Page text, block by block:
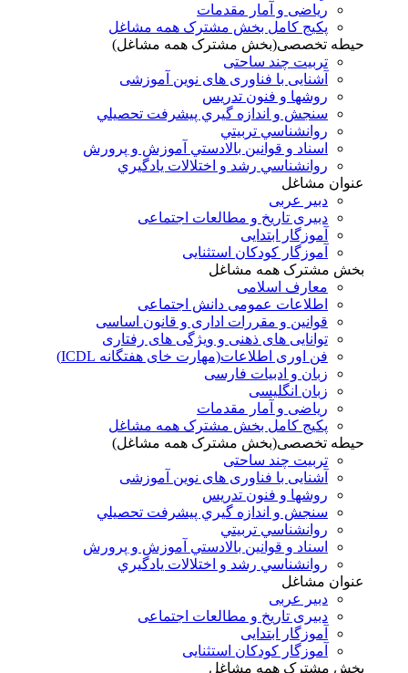
ریاضی و آمار مقدمات
پکیج کامل بخش مشترک همه مشاغل
حیطه تخصصی(بخش مشترک همه مشاغل)
تربیت چند ساحتی
آشنایی با فناوری های نوین آموزشی
روشها و فنون تدريس
سنجش و اندازه گيري پيشرفت تحصيلي
روانشناسي تربيتي
اسناد و قوانين بالادستي آموزش و پرورش
روانشناسي رشد و اختلالات يادگيري
عنوان مشاغل
دبير عربی
دبیری تاریخ و مطالعات اجتماعی
آموزگار ابتدایی
آموزگار کودکان استثنایی
بخش مشترک همه مشاغل
معارف اسلامی
اطلاعات عمومی دانش اجتماعی
قوانین و مقررات اداری و قانون اساسی
توانایی های ذهنی و ویژگی های رفتاری
فن اوری اطلاعات(مهارت خای هفتگانه ICDL)
زبان و ادبیات فارسی
زبان انگلیسی
ریاضی و آمار مقدمات
پکیج کامل بخش مشترک همه مشاغل
حیطه تخصصی(بخش مشترک همه مشاغل)
تربیت چند ساحتی
آشنایی با فناوری های نوین آموزشی
روشها و فنون تدريس
سنجش و اندازه گيري پيشرفت تحصيلي
روانشناسي تربيتي
اسناد و قوانين بالادستي آموزش و پرورش
روانشناسي رشد و اختلالات يادگيري
عنوان مشاغل
دبير عربی
دبیری تاریخ و مطالعات اجتماعی
آموزگار ابتدایی
آموزگار کودکان استثنایی
بخش مشترک همه مشاغل